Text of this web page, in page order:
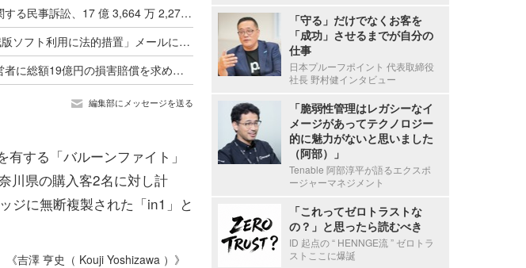
「漫画村」に関する民事訴訟、17 億 3,664 万 2,277 円の損害賠償金の支払を命じる判決確定
ACCS、「海賊版ソフト利用に法的措置」メールに注意呼びかけ
「漫画村」運営者に総額19億円の損害賠償を求め提訴、17作品で19億2,960万2,532円に
編集部にメッセージを送る
する「バルーンファイト」
川県の購入客2名に対し計
ジに無断複製された「in1」と
《吉澤 亨史（ Kouji Yoshizawa ）》
「守る」だけでなくお客を
「成功」させるまでが自分の
仕事
日本プルーフポイント 代表取締役
社長 野村健インタビュー
「脆弱性管理はレガシーなイ
メージがあってテクノロジー
的に魅力がないと思いました
（阿部）」
Tenable 阿部淳平が語るエクスポ
ージャーマネジメント
「これってゼロトラストな
の？」と思ったら読むべき
ID 起点の “ HENNGE流 ” ゼロトラ
ストここに爆誕